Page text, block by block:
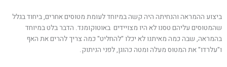
ביצוע ההמראה והנחיתה היה קשה במיוחד לעומת מטוסים אחרים, ביחוד בגלל
שהמטוסים עליהם טסנו לא היו מצויידים באוטוקומנד. הדבר בלט במיוחד
בהמראה, שבה כמה מאיתנו לא יכלו "להחליט" כמה צריך להרים את האף
ו"עלרדו" את המטוס מעלה ומטה כהוגן, לפני הניתוק.